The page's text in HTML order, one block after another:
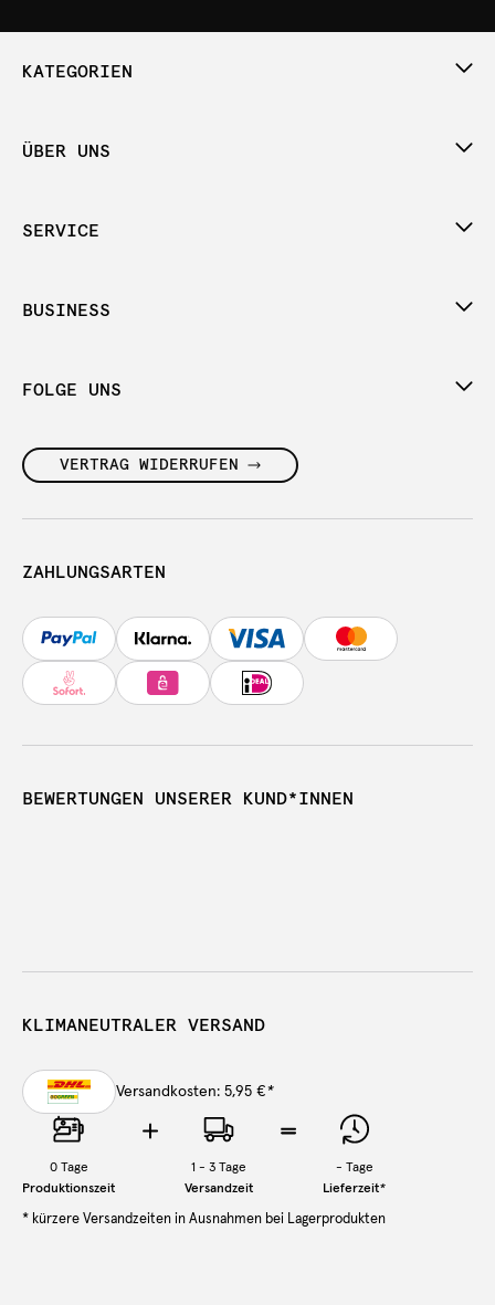
KATEGORIEN
ÜBER UNS
SERVICE
BUSINESS
FOLGE UNS
VERTRAG WIDERRUFEN
ZAHLUNGSARTEN
BEWERTUNGEN UNSERER KUND*INNEN
KLIMANEUTRALER VERSAND
Versandkosten: 5,95 €*
0Tage
Produktionszeit
1 - 3 Tage
Versandzeit
- Tage
Lieferzeit*
* kürzere Versandzeiten in Ausnahmen bei Lagerprodukten